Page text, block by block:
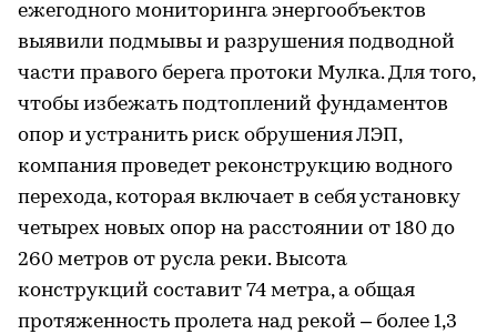
ежегодного мониторинга энергообъектов
выявили подмывы и разрушения подводной
части правого берега протоки Мулка. Для того,
чтобы избежать подтоплений фундаментов
опор и устранить риск обрушения ЛЭП,
компания проведет реконструкцию водного
перехода, которая включает в себя установку
четырех новых опор на расстоянии от 180 до
260 метров от русла реки. Высота
конструкций составит 74 метра, а общая
протяженность пролета над рекой – более 1,3